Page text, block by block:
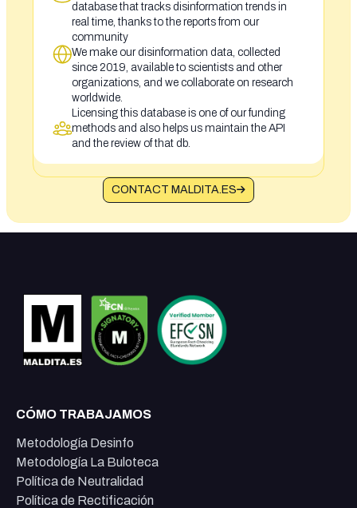
database that tracks disinformation trends in
real time, thanks to the reports from our
community
We make our disinformation data, collected
since 2019, available to scientists and other
organizations, and we collaborate on research
worldwide.
Licensing this database is one of our funding
methods and also helps us maintain the API
and the review of that db.
CONTACT MALDITA.ES
CÓMO TRABAJAMOS
Metodología Desinfo
Metodología La Buloteca
Política de Neutralidad
Política de Rectificación